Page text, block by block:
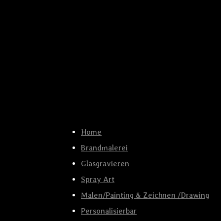
Home
Brandmalerei
Glasgravieren
Spray Art
Malen/Painting & Zeichnen /Drawing
Personalisierbar